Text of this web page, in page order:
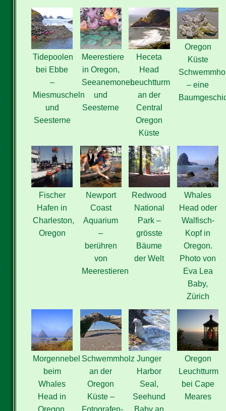
Tidepoolen
bei Ebbe
–
Miesmuscheln
und
Seesterne
Meerestiere
in Oregon,
Seeanemonen
und
Seesterne
Heceta
Head
Leuchtturm
an der
Central
Oregon
Küste
Oregon
Küste
– eine
Fischer
Hafen in
Charleston,
Oregon
Newport
Coast
Aquarium
–
berühren
von
Meerestieren
Redwood
National
Park –
grösste
Bäume
der Welt
Whales
Head oder
Walfisch-
Kopf in
Oregon.
Photo von
Eva Lea
Baby,
Zürich
Morgennebel
beim
Whales
Head in
Oregon.
Schwemmholz
an der
Oregon
Küste –
Fotografen-
Junger
Harbor
Seal,
Seehund
Baby an
Oregon
Leuchtturm
bei Cape
Meares